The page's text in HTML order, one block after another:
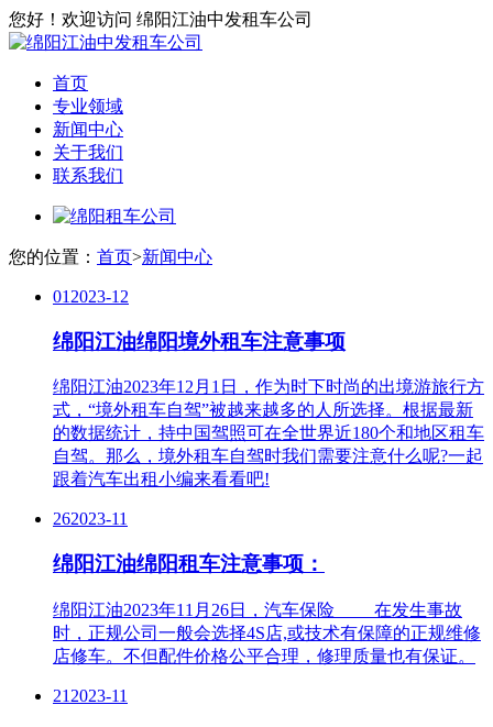
您好！欢迎访问 绵阳江油中发租车公司
首页
专业领域
新闻中心
关于我们
联系我们
您的位置： 首页>新闻中心
01 2023-12
绵阳江油绵阳境外租车注意事项
绵阳江油2023年12月1日，作为时下时尚的出境游旅行方
式，“境外租车自驾”被越来越多的人所选择。根据最新
的数据统计，持中国驾照可在全世界近180个和地区租车
自驾。那么，境外租车自驾时我们需要注意什么呢?一起
跟着汽车出租小编来看看吧!
262023-11
绵阳江油绵阳租车注意事项：
绵阳江油2023年11月26日，汽车保险 在发生事故
时，正规公司一般会选择4S店,或技术有保障的正规维修
店修车。不但配件价格公平合理，修理质量也有保证。
21 2023-11